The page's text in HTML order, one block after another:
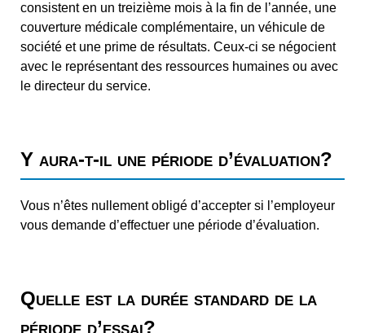
consistent en un treizième mois à la fin de l’année, une
couverture médicale complémentaire, un véhicule de
société et une prime de résultats. Ceux-ci se négocient
avec le représentant des ressources humaines ou avec
le directeur du service.
Y aura-t-il une période d’évaluation?
Vous n’êtes nullement obligé d’accepter si l’employeur
vous demande d’effectuer une période d’évaluation.
Quelle est la durée standard de la
période d’essai?